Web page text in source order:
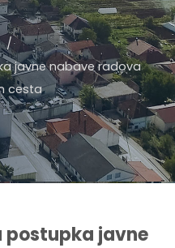
javne nabave radova
cesta
postupka javne